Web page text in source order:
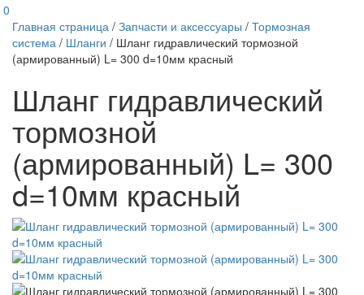
0
Главная страница / Запчасти и аксессуары / Тормозная
система / Шланги / Шланг гидравлический тормозной
(армированный) L= 300 d=10мм красный
Шланг гидравлический
тормозной
(армированный) L= 300
d=10мм красный